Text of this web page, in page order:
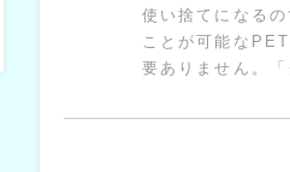
使い捨てになる
ことが可能な
要ありません。